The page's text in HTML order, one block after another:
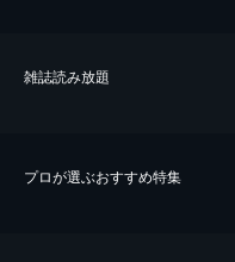
雑誌読み放題
プロが選ぶおすすめ特集